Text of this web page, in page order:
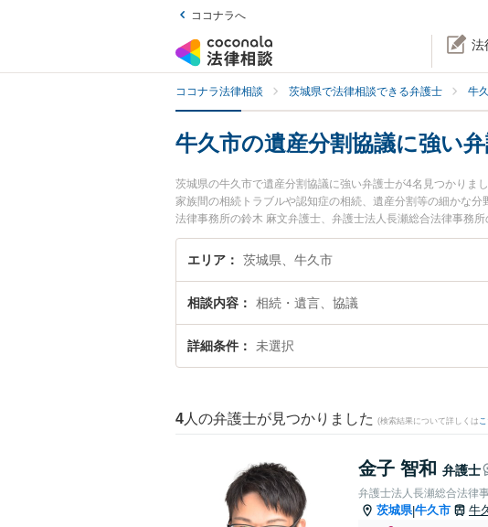
ココナラへ
法
ココナラ法律相談 茨城県で法律相談できる弁護士 牛
牛久市の遺産分割協議に強い
茨城県の牛久市で遺産分割協議に強い弁護士が4名見つかりま
家族間の相続トラブルや認知症の相続、遺産分割等の細かな
法律事務所の鈴木 麻文弁護士、弁護士法人長瀬総合法律事務
した遺産分割協議のトラブルを今すぐに弁護士に相談したい
できる牛久市内の弁護士に相談予約したい』などでお困りの相
エリア 茨城県、牛久市
相談内容 相続・遺言、協議
詳細条件 未選択
4 人の弁護士が見つかりました (検索結果について詳しくは
金子 智和 弁護士
弁護士法人長瀬総合法律
茨城県|牛久市 牛